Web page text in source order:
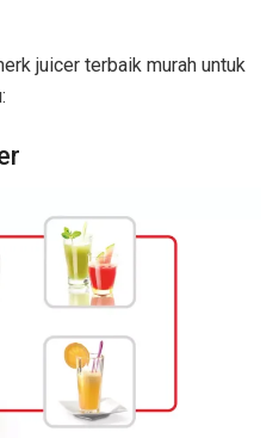
juicer terbaik murah untuk